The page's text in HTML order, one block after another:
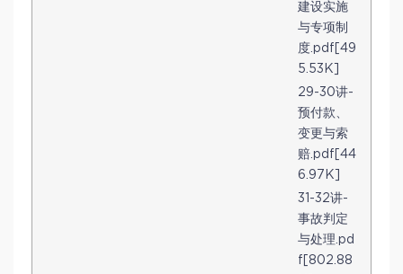
建设实施
与专项制
度.pdf[49
5.53K]
29-30讲-
预付款、
变更与索
赔.pdf[44
6.97K]
31-32讲-
事故判定
与处理.pd
f[802.88